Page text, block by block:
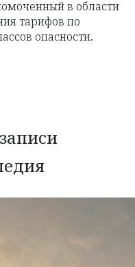
в области
тарифов по
опасности.